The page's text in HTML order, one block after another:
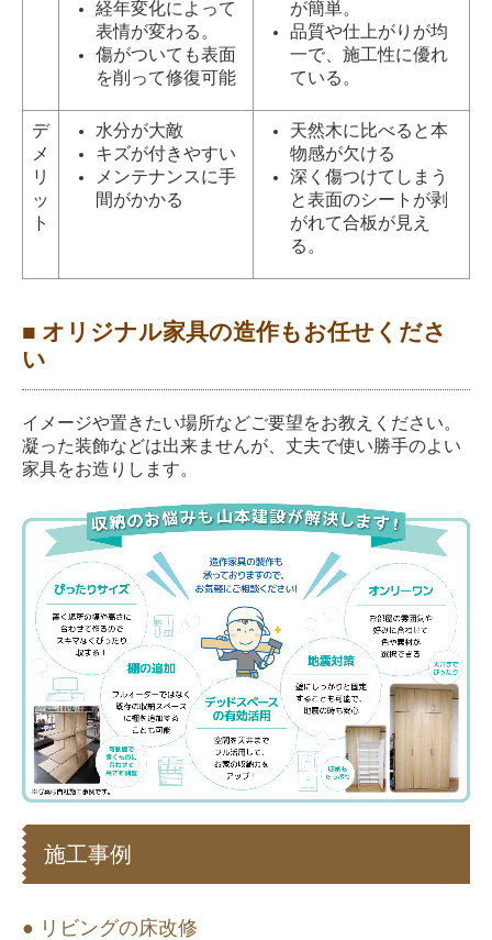
経年変化によって
表情が変わる。
傷がついても表面
を削って修復可能
が簡単。
品質や仕上がりが均
一で、施工性に優れ
ている。
デ
メ
リ
ッ
ト
水分が大敵
キズが付きやすい
メンテナンスに手
間がかかる
天然木に比べると本
物感が欠ける
深く傷つけてしまう
と表面のシートが剥
がれて合板が見え
る。
■ オリジナル家具の造作もお任せくださ
い
イメージや置きたい場所などご要望をお教えください。
凝った装飾などは出来ませんが、丈夫で使い勝手のよい
家具をお造りします。
施工事例
● リビングの床改修